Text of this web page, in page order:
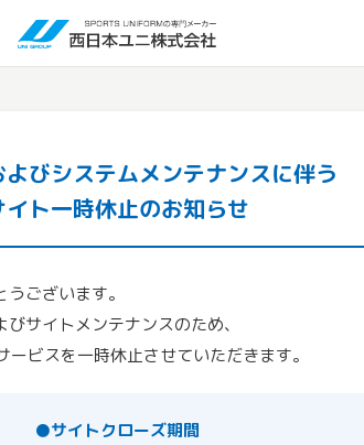
びシステムメンテナンスに伴う
イト一時休止のお知らせ
ございます。
サイトメンテナンスのため、
ービスを一時休止させていただきます。
●サイトクローズ期間